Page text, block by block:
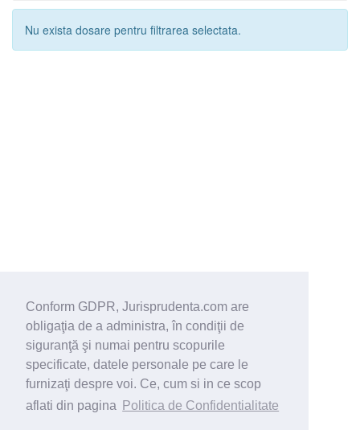
Conform GDPR, Jurisprudenta.com are
obligaţia de a administra, în condiţii de
siguranţă şi numai pentru scopurile
specificate, datele personale pe care le
furnizaţi despre voi. Ce, cum si in ce scop
aflati din pagina
Politica de Confidentialitate
Nu exista dosare pentru filtrarea selectata.